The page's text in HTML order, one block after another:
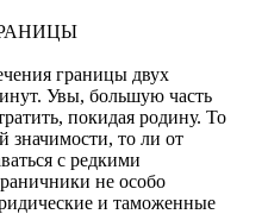
границы двух
Увы, большую часть
покидая родину. То
значимости, то ли от
с редкими
не особо
и таможенные